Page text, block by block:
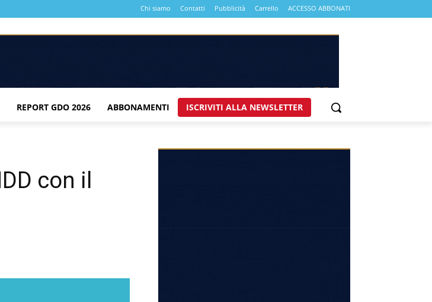
Chi siamo Contatti Pubblicità Carrello ACCESSO ABBONATI
REPORT GDO 2026 ABBONAMENTI ISCRIVITI ALLA NEWSLETTER
con il